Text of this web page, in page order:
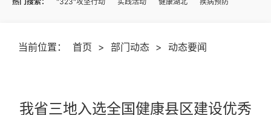
当前位置： 首页 > 部门动态 > 动态要闻
我省三地入选全国健康县区建设优秀